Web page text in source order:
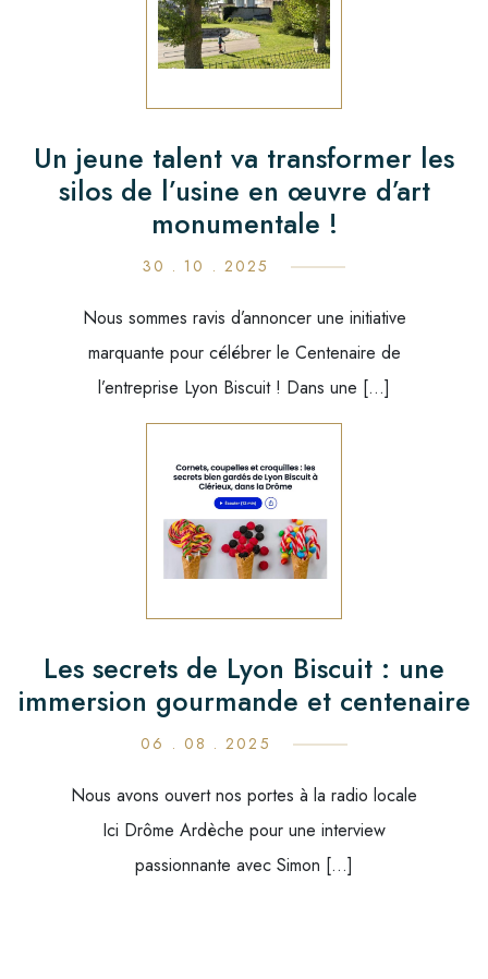
Un jeune talent va transformer les
silos de l’usine en œuvre d’art
monumentale !
30 . 10 . 2025
Nous sommes ravis d’annoncer une initiative
marquante pour célébrer le Centenaire de
l’entreprise Lyon Biscuit ! Dans une […]
Les secrets de Lyon Biscuit : une
immersion gourmande et centenaire
06 . 08 . 2025
Nous avons ouvert nos portes à la radio locale
Ici Drôme Ardèche pour une interview
passionnante avec Simon […]